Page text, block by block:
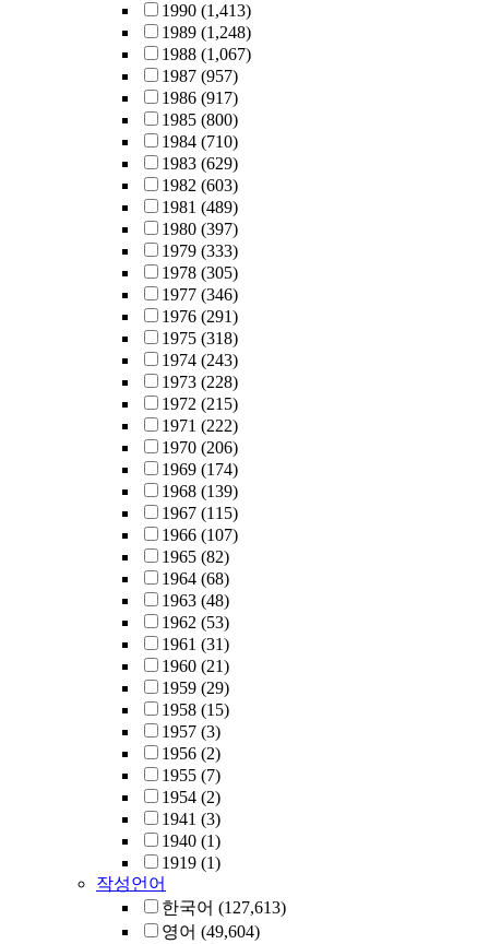
1990 (1,413)
1989 (1,248)
1988 (1,067)
1987 (957)
1986 (917)
1985 (800)
1984 (710)
1983 (629)
1982 (603)
1981 (489)
1980 (397)
1979 (333)
1978 (305)
1977 (346)
1976 (291)
1975 (318)
1974 (243)
1973 (228)
1972 (215)
1971 (222)
1970 (206)
1969 (174)
1968 (139)
1967 (115)
1966 (107)
1965 (82)
1964 (68)
1963 (48)
1962 (53)
1961 (31)
1960 (21)
1959 (29)
1958 (15)
1957 (3)
1956 (2)
1955 (7)
1954 (2)
1941 (3)
1940 (1)
1919 (1)
작성언어
한국어 (127,613)
영어 (49,604)